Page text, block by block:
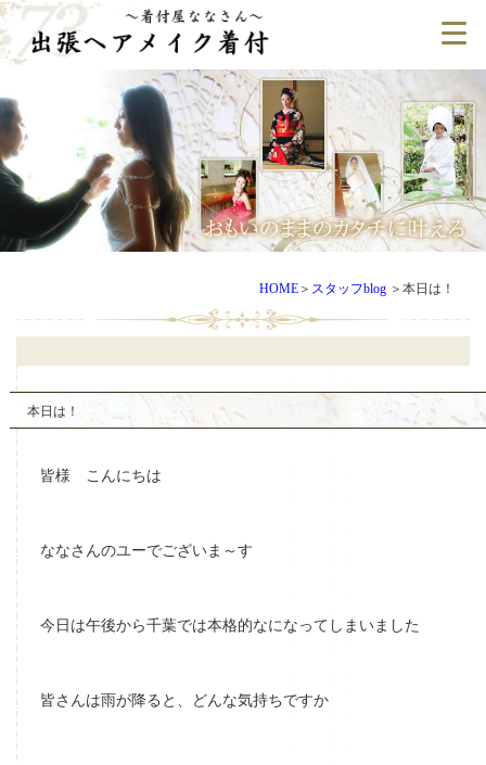
HOME ＞ スタッフblog ＞ 本日は！
本日は！
皆様 こんにちは
ななさんのユーでございま～す
今日は午後から千葉では本格的なになってしまいました
皆さんは雨が降ると、どんな気持ちですか